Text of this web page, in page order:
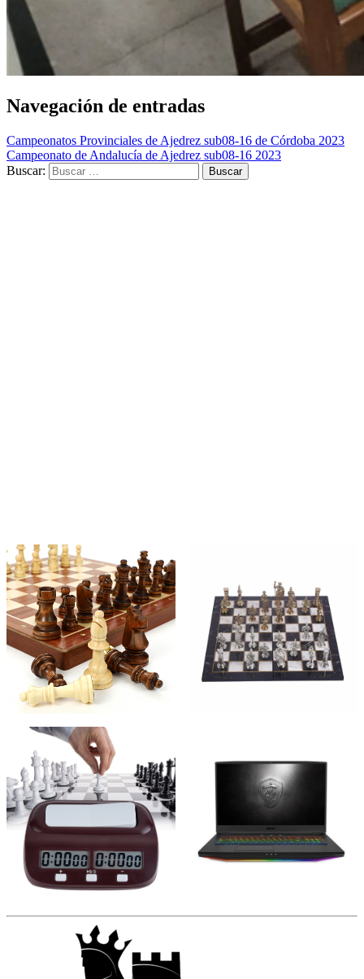
Navegación de entradas
Campeonatos Provinciales de Ajedrez sub08-16 de Córdoba 2023
Campeonato de Andalucía de Ajedrez sub08-16 2023
Buscar: